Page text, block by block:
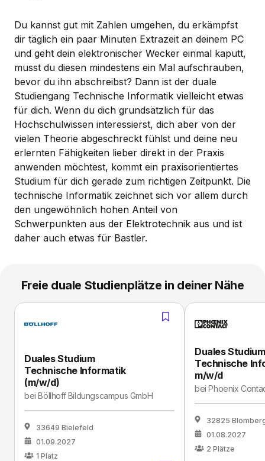
Du kannst gut mit Zahlen umgehen, du erkämpfst
dir täglich ein paar Minuten Extrazeit an deinem PC
und geht dein elektronischer Wecker einmal kaputt,
musst du diesen mindestens ein Mal aufschrauben,
bevor du ihn abschreibst? Dann ist der duale
Studiengang Technische Informatik vielleicht etwas
für dich. Wenn du dich grundsätzlich für das
Hochschulwissen interessierst, dich aber von der
vielen Theorie abgeschreckt fühlst und deine neu
erlernten Fähigkeiten lieber direkt in der Praxis
anwenden möchtest, kommt ein praxisorientiertes
Studium für dich gerade zum richtigen Zeitpunkt. Die
technische Informatik zeichnet sich vor allem durch
den ungewöhnlich hohen Anteil von
Schwerpunkten aus der Elektrotechnik aus und ist
daher auch etwas für Bastler.
Freie duale Studienplätze in deiner Nähe
Duales Studium
Technische Informatik
(m/w/d)
beiBöllhoff Bildungscampus GmbH
33649 Bielefeld
01.09.2027
1 Platz
Duales Studium
Technische
m/w/d
beiPhoenix
32825
01.08.2027
2 Plätze